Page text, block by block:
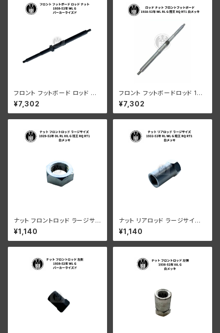
フロント フットボード ロッド ナ
ット ハーレーダビッドソン 1938
-52年 WL G パーカーライズド
¥7,302
フロント フットボードロッド 193
8-52年 RL WL G 陸王 白メッ
キ
¥7,302
ナット フロントロッド ラージサイ
ズ ハーレーダビッドソン 1929-
52年 DL RL WL G 陸王 RQ R
T1 白メッキ
¥1,140
ナット リアロッド ラージサイズ
ハーレーダビッドソン 1932-52
年 RL WL G 陸王 RQ RT1 白
メッキ
¥1,140